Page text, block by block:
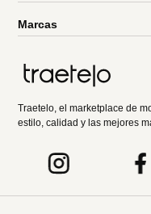
Marcas
Traetelo, el marketplace de
estilo, calidad y las mejores